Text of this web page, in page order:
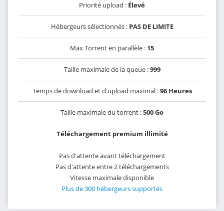
Priorité upload : Élevé
Hébergeurs sélectionnés : PAS DE LIMITE
Max Torrent en parallèle : 15
Taille maximale de la queue :999
Temps de download et d'upload maximal :96 Heures
Taille maximale du torrent :500 Go
Téléchargement premium illimité
Pas d'attente avant téléchargement
Pas d'attente entre 2 téléchargements
Vitesse maximale disponible
Plus de 300 hébergeurs supportés